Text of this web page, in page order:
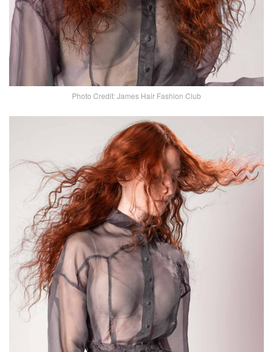
Photo Credit: James Hair Fashion Club